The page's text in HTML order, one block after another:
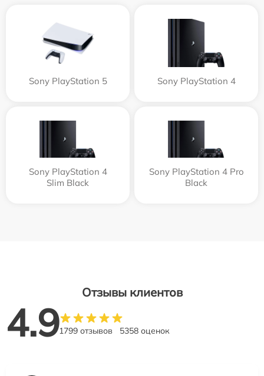
Sony PlayStation 5 Sony PlayStation 4
Sony PlayStation 4
Slim Black
Sony PlayStation 4 Pro
Black
Отзывы клиентов
4.91799 отзывов 5358 оценок